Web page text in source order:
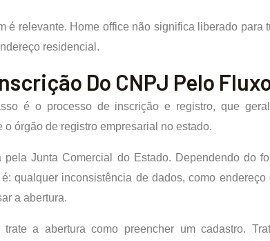
é relevante. Home office não significa liberado para
residencial.
Do CNPJ Pelo
é o processo de inscrição e registro, que
órgão de registro empresarial no estado.
Junta Comercial do Estado. Dependendo do
qualquer inconsistência de dados, como
a abertura.
a abertura como preencher um cadastro.